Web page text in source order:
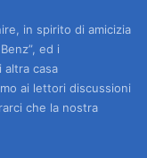
in spirito di amicizia
ed i
casa
ai lettori discussioni
che la nostra